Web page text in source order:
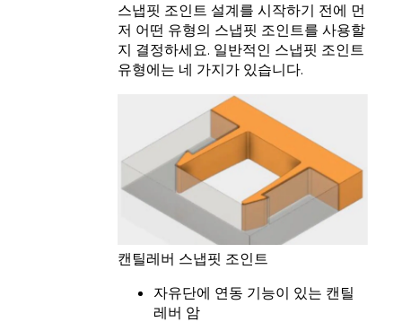
스냅핏 조인트 설계를 시작하기 전에 먼
저 어떤 유형의 스냅핏 조인트를 사용할
지 결정하세요. 일반적인 스냅핏 조인트
유형에는 네 가지가 있습니다.
캔틸레버 스냅핏 조인트
자유단에 연동 기능이 있는 캔틸
레버 암